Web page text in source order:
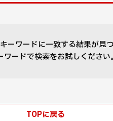
ーワードに一致する結果が見
ワードで検索をお試しください。
TOPに戻る